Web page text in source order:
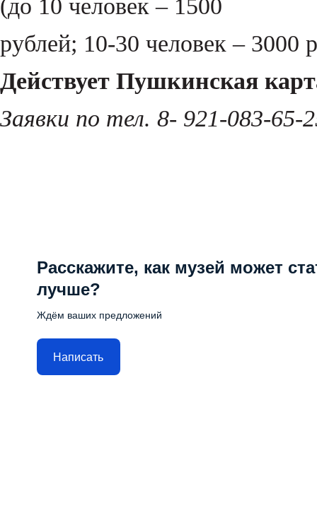
(до 10 человек – 1500
рублей; 10-30 человек – 3000
Действует Пушкинская
Заявки по тел. 8- 921-083-65-
Расскажите, как музей может
лучше?
Ждём ваших предложений
Написать